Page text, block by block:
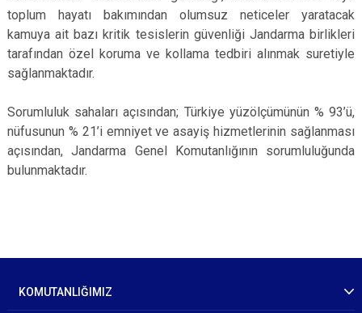
toplum hayatı bakımından olumsuz neticeler yaratacak
kamuya ait bazı kritik tesislerin güvenliği Jandarma birlikleri
tarafından özel koruma ve kollama tedbiri alınmak suretiyle
sağlanmaktadır.
Sorumluluk sahaları açısından; Türkiye yüzölçümünün % 93’ü,
nüfusunun % 21’i emniyet ve asayiş hizmetlerinin sağlanması
açısından, Jandarma Genel Komutanlığının sorumluluğunda
bulunmaktadır.
KOMUTANLIĞIMIZ